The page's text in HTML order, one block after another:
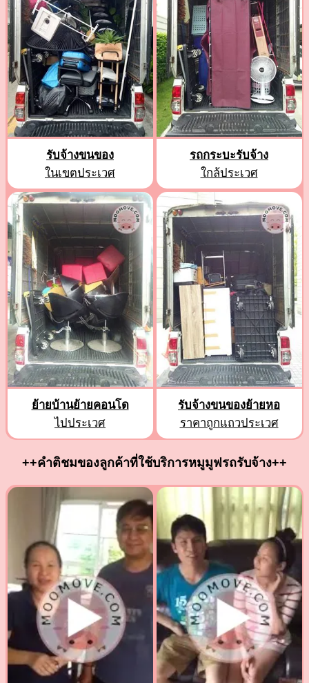
รับจ้างขนของ
ในเขตประเวศ
รถกระบะรับจ้าง
ใกล้ประเวศ
ย้ายบ้านย้ายคอนโด
ไปประเวศ
รับจ้างขนของย้ายหอ
ราคาถูกแถวประเวศ
++คำติชมของลูกค้าที่ใช้บริการหมูมูฟรถรับจ้าง++